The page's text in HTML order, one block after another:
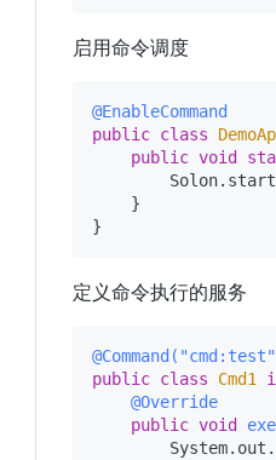
启用命令调度
@EnableCommand
public class
public void
    }
定义命令执行的服务
public class Cmd1
@Override
public void